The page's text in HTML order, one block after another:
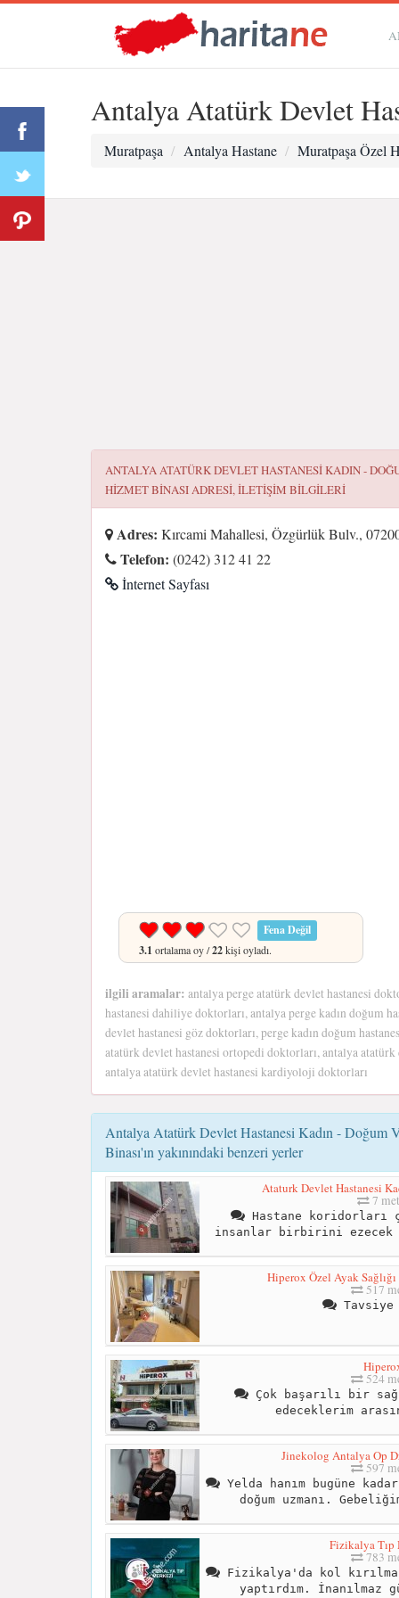
Antalya Atatürk Devlet
Muratpaşa Antalya Hastane Muratpaşa Özel
ANTALYA ATATÜRK DEVLET HASTANESI KADIN -
HIZMET BINASIADRESI, ILETIŞIM BILGILERI
Adres: Kırcami Mahallesi, Özgürlük Bulv.,
Telefon: (0242) 312 41 22
İnternet Sayfası
Fena Değil
3.1 ortalama oy /22kişi oyladı.
ilgili aramalar: antalya perge atatürk devlet hastanesi
hastanesi dahiliye doktorları, antalya perge kadın doğum
devlet hastanesi göz doktorları, perge kadın doğum
atatürk devlet hastanesi ortopedi doktorları, antalya
antalya atatürk devlet hastanesi kardiyoloji doktorları
Antalya Atatürk Devlet Hastanesi Kadın - Doğum
Binası'ın yakınındaki benzeri yerler
Ataturk Devlet Hastanesi
7
Hastane koridorları
insanlar birbirini
Hiperox Özel Ayak
517
Tavsiye
524
Çok başarılı bir
edeceklerim
Jinekolog Antalya Op
597
Yelda hanım bugüne
doğum uzmanı.
Fizikalya Tıp
783
Fizikalya'da kol
yaptırdım.